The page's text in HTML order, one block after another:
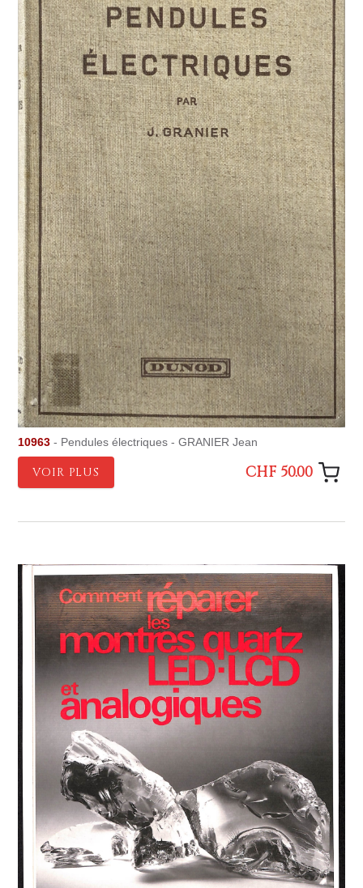
10963 - Pendules électriques - GRANIER Jean
VOIR PLUS CHF 50.00